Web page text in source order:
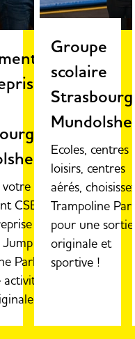
votre
CSE
Jump
Park
Groupe
scolaire
Strasbourg
Ecoles, centres
loisirs, centres
aérés,
Trampoline
pour une sortie
originale et
sportive !